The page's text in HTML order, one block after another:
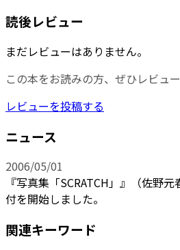
読後レビュー
まだレビューはありません。
この本をお読みの方、ぜひレビュ
レビューを投稿する
ニュース
2006/05/01
『写真集「SCRATCH」』（佐野
付を開始しました。
関連キーワード